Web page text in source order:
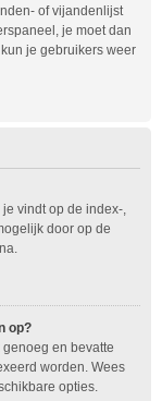
of vijandenlijst
je moet dan
je gebruikers weer
vindt op de index-,
door op de
op?
en bevatte
worden. Wees
opties.